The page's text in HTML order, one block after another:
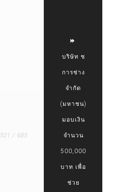
521 / 685
บริษัท ช
การช่าง
จำกัด
(มหาชน)
มอบเงิน
จำนวน
500,000
บาท เพื่อ
ช่วย